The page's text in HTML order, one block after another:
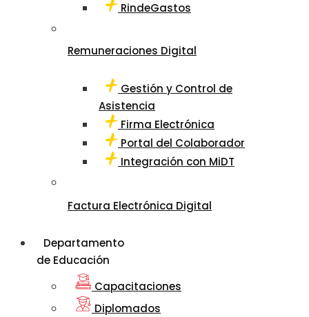
RindeGastos
Remuneraciones Digital
Gestión y Control de
Asistencia
Firma Electrónica
Portal del Colaborador
Integración con MiDT
Factura Electrónica Digital
Departamento
de Educación
Capacitaciones
Diplomados